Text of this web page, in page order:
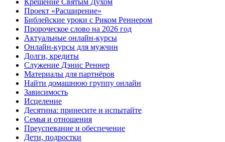
Крещение Святым Духом
Проект «Расширение»
Библейские уроки с Риком Реннером
Пророческое слово на 2026 год
Актуальные онлайн-курсы
Онлайн-курсы для мужчин
Долги, кредиты
Служение Дэнис Реннер
Материалы для партнёров
Найти домашнюю группу онлайн
Зависимость
Исцеление
Десятина: принесите и испытайте
Семья и отношения
Преуспевание и обеспечение
Дети, подростки